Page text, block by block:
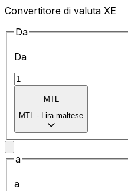
Convertitore di valuta XE
Da
Da
MTL
MTL - Lira maltese
a
a